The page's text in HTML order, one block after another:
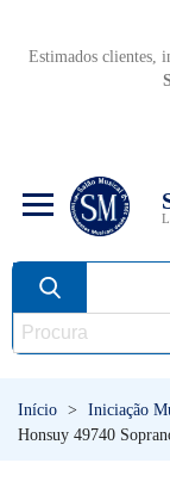
Estimados clientes,
Início > Iniciação
Honsuy 49740